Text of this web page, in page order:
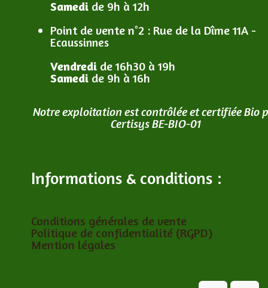
Samedi de 9h à 12h
Point de vente n°2 : Rue de la Dîme 11A -
Ecaussinnes
Vendredi de 16h30 à 19h
Samedi de 9h à 16h
Notre exploitation est contrôlée et certifiée Bio
Certisys BE-BIO-01
Informations & conditions :
Conditions générales de vente
Politique de confidentialité (RGPD)
Mention légales